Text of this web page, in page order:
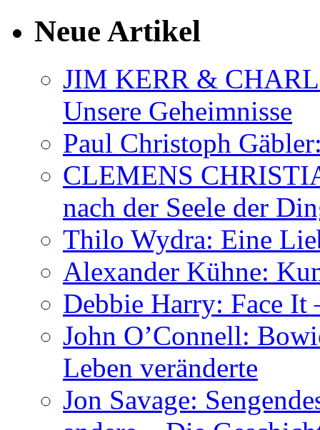
Neue Artikel
JIM KERR &
Unsere Geheimnisse
Paul Christoph
CLEMENS
nach der Seele der
Thilo Wydra: Eine
Alexander Kühne:
Debbie Harry: Face
John O’Connell:
Leben veränderte
Jon Savage: